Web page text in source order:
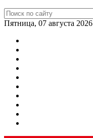
Пятница, 07 августа 2026